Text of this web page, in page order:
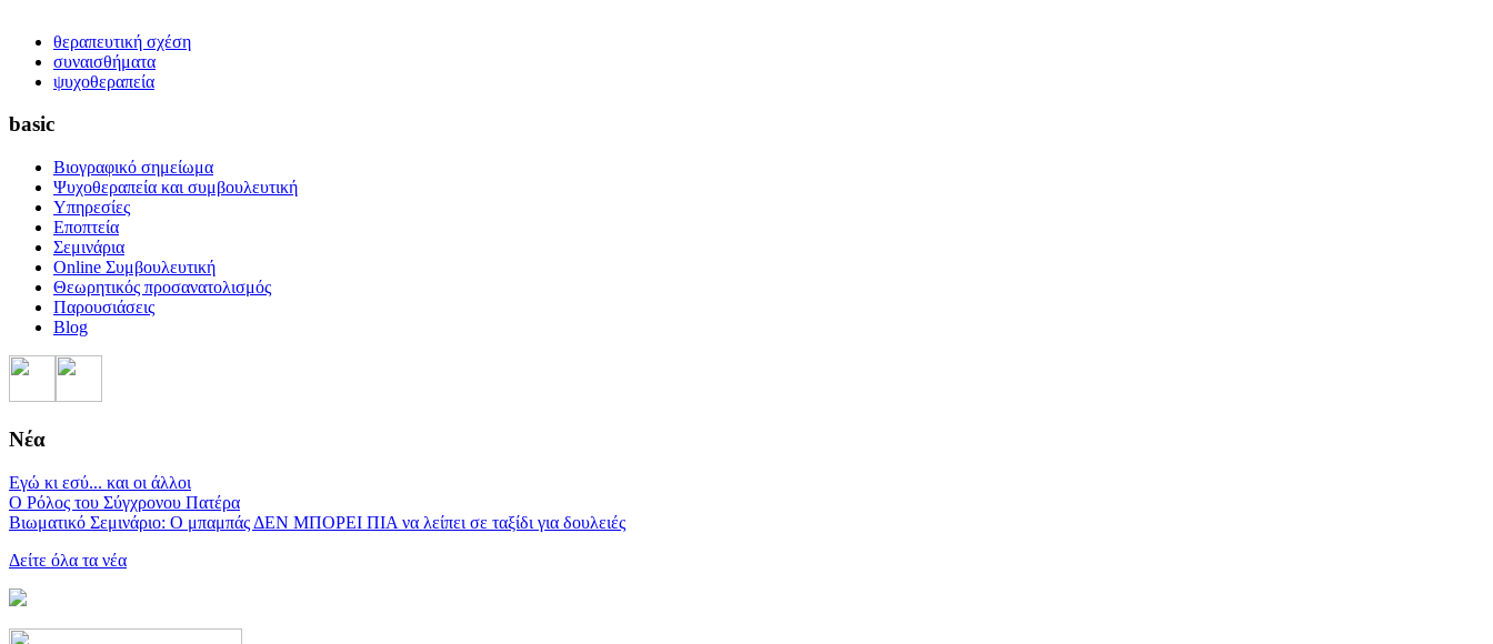
θεραπευτική σχέση
συναισθήματα
ψυχοθεραπεία
basic
Βιογραφικό σημείωμα
Ψυχοθεραπεία και συμβουλευτική
Υπηρεσίες
Εποπτεία
Σεμινάρια
Online Συμβουλευτική
Θεωρητικός προσανατολισμός
Παρουσιάσεις
Blog
Νέα
Εγώ κι εσύ... και οι άλλοι
Ο Ρόλος του Σύγχρονου Πατέρα
Βιωματικό Σεμινάριο: Ο μπαμπάς ΔΕΝ ΜΠΟΡΕΙ ΠΙΑ να λείπει σε ταξίδι για δουλειές
Δείτε όλα τα νέα